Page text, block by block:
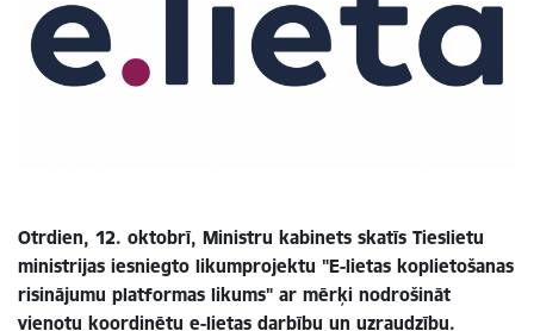
Otrdien, 12. oktobrī, Ministru kabinets skatīs Tieslietu
ministrijas iesniegto likumprojektu "E-lietas koplietošanas
risinājumu platformas likums" ar mērķi nodrošināt
vienotu koordinētu e-lietas darbību un uzraudzību.